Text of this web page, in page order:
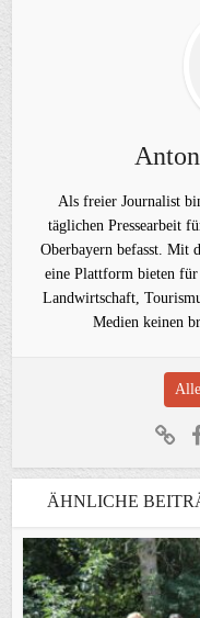
Als freier Journalist
täglichen Pressearbeit
Oberbayern befasst. Mit
eine Plattform bieten für
Landwirtschaft,
Medien keinen
ÄHNLICHE